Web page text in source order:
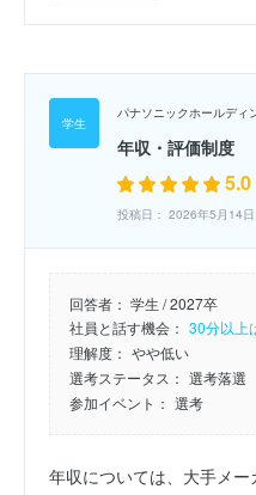
パナソニックホールディ
年収・評価制度
5.0
投稿日： 2026年5月14日
回答者： 学生 / 2027卒
社員と話す機会： 30分以上
理解度： やや低い
選考ステータス： 選考落選
参加イベント： 選考
年収については、大手メ